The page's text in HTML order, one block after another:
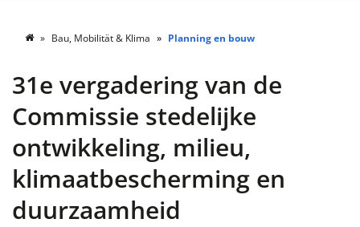
Bau, Mobilität & Klima Planning en bouw
31e vergadering van de
Commissie stedelijke
ontwikkeling, milieu,
klimaatbescherming en
duurzaamheid